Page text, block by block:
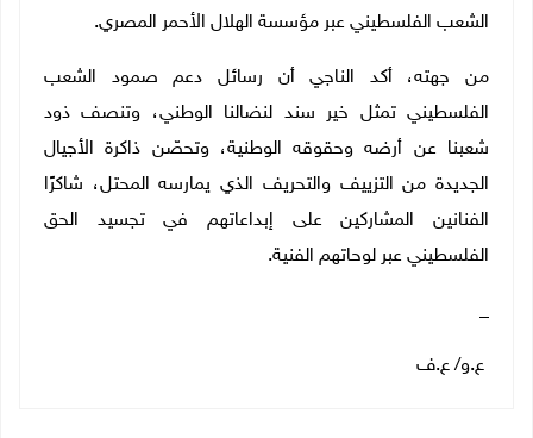
الشعب الفلسطيني عبر مؤسسة الهلال الأحمر المصري.
من جهته، أكد الناجي أن رسائل دعم صمود الشعب
الفلسطيني تمثل خير سند لنضالنا الوطني، وتنصف ذود
شعبنا عن أرضه وحقوقه الوطنية، وتحصّن ذاكرة الأجيال
الجديدة من التزييف والتحريف الذي يمارسه المحتل، شاكرًا
الفنانين المشاركين على إبداعاتهم في تجسيد الحق
الفلسطيني عبر لوحاتهم الفنية.
ع.و/ ع.ف